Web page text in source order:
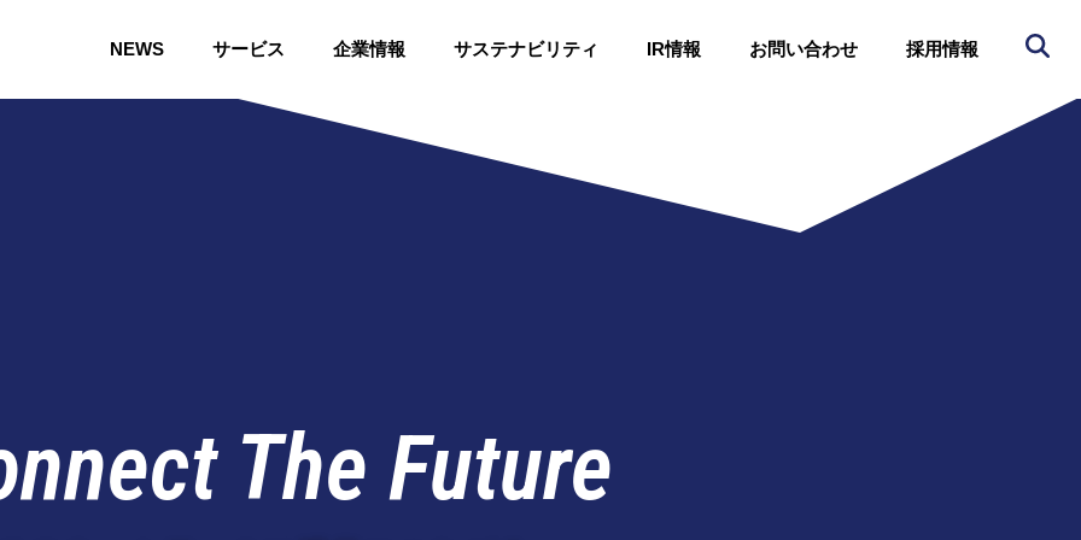
NEWS サービス 企業情報 サステナビリティ IR情報 お問い合わせ 採用情報
The Future